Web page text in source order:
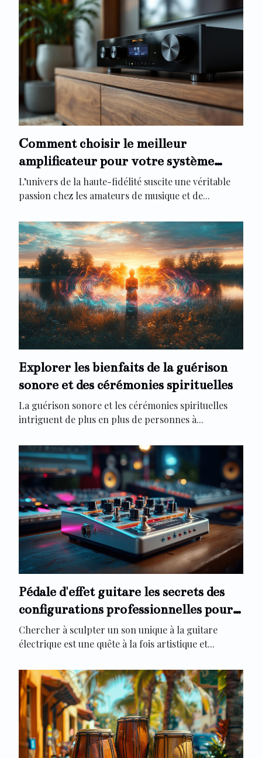
Comment choisir le meilleur
amplificateur pour votre système
audio ?
L’univers de la haute-fidélité suscite une véritable
passion chez les amateurs de musique et de...
Explorer les bienfaits de la guérison
sonore et des cérémonies spirituelles
La guérison sonore et les cérémonies spirituelles
intriguent de plus en plus de personnes à...
Pédale d'effet guitare les secrets des
configurations professionnelles pour
un son unique
Chercher à sculpter un son unique à la guitare
électrique est une quête à la fois artistique et...